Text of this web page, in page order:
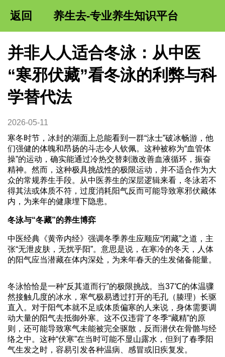
返回 养生去-专业养生知识平台
并非人人适合冬泳：从中医
“寒邪伏藏”看冬泳的利弊与科
学替代法
2026-05-11
寒冬时节，冰封的湖面上总能看到一群“泳士”破冰畅游，他
们强健的体魄和昂扬的斗志令人钦佩。这种被称为“血管体
操”的运动，确实能通过冷热交替刺激改善血液循环，振奋
精神。然而，这种极具挑战性的极限运动，并不适合作为大
众的常规养生手段。从中医养生的深层逻辑来看，冬泳若不
得其法或体质不符，过度消耗阳气反而可能导致寒邪伏藏体
内，为来年的健康埋下隐患。
冬泳与“冬藏”的养生博弈
中医经典《黄帝内经》强调冬季养生应顺应“闭藏”之道，主
张“无泄皮肤，无扰乎阳”。意思是说，在寒冷的冬天，人体
的阳气应当潜藏在体内深处，为来年春天的生发储备能量。
冬泳恰恰是一种“反其道而行”的极限挑战。当37℃的体温骤
然接触几度的冰水，寒气极易透过打开的毛孔（腠理）长驱
直入。对于阳气本就不足或体质偏寒的人来说，身体需要调
动大量的阳气去抵御外寒。这不仅违背了冬季“藏精”的原
则，还可能导致寒气未能被完全驱散，反而潜伏在骨骼与经
络之中。这种“伏寒”在当时可能不显山露水，但到了春季阳
气生发之时，容易引发各种温病、感冒或旧疾复发。